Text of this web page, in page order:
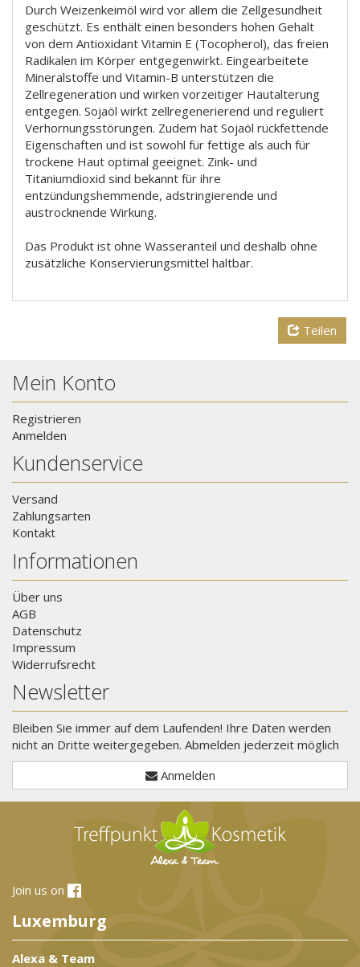
Durch Weizenkeimöl wird vor allem die Zellgesundheit
geschützt. Es enthält einen besonders hohen Gehalt
von dem Antioxidant Vitamin E (Tocopherol), das freien
Radikalen im Körper entgegenwirkt. Eingearbeitete
Mineralstoffe und Vitamin-B unterstützen die
Zellregeneration und wirken vorzeitiger Hautalterung
entgegen. Sojaöl wirkt zellregenerierend und reguliert
Verhornungsstörungen. Zudem hat Sojaöl rückfettende
Eigenschaften und ist sowohl für fettige als auch für
trockene Haut optimal geeignet. Zink- und
Titaniumdioxid sind bekannt für ihre
entzündungshemmende, adstringierende und
austrocknende Wirkung.
Das Produkt ist ohne Wasseranteil und deshalb ohne
zusätzliche Konservierungsmittel haltbar.
Teilen
Mein Konto
Registrieren
Anmelden
Kundenservice
Versand
Zahlungsarten
Kontakt
Informationen
Über uns
AGB
Datenschutz
Impressum
Widerrufsrecht
Newsletter
Bleiben Sie immer auf dem Laufenden! Ihre Daten werden
nicht an Dritte weitergegeben. Abmelden jederzeit möglich
Anmelden
Join us on
Luxemburg
Alexa & Team